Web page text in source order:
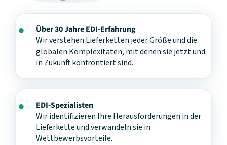
Über 30 Jahre EDI-Erfahrung
Wir verstehen Lieferketten jeder Größe und die
globalen Komplexitäten, mit denen sie jetzt und
in Zukunft konfrontiert sind.
EDI-Spezialisten
Wir identifizieren Ihre Herausforderungen in der
Lieferkette und verwandeln sie in
Wettbewerbsvorteile.